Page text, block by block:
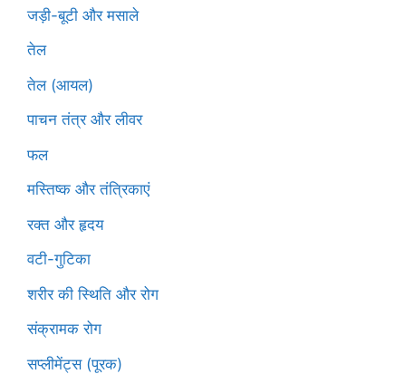
जड़ी-बूटी और मसाले
तेल
तेल (आयल)
पाचन तंत्र और लीवर
फल
मस्तिष्क और तंत्रिकाएं
रक्त और हृदय
वटी-गुटिका
शरीर की स्थिति और रोग
संक्रामक रोग
सप्लीमेंट्स (पूरक)